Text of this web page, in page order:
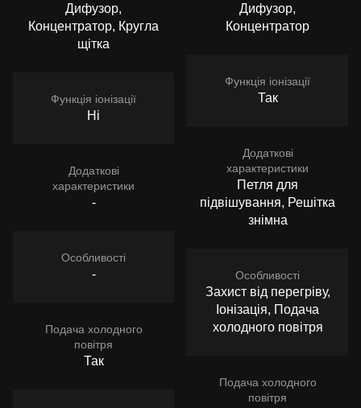
Дифузор,
Концентратор, Кругла
щітка
Функція іонізації
Ні
Додаткові
характеристики
-
Особливості
-
Подача холодного
повітря
Так
Дифузор,
Концентратор
Функція іонізації
Так
Додаткові
характеристики
Петля для
підвішування, Решітка
знімна
Особливості
Захист від перегріву,
Іонізація, Подача
холодного повітря
Подача холодного
повітря